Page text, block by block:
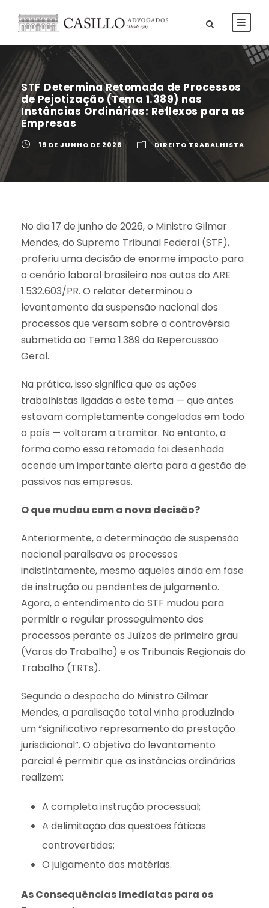
STF Determina Retomada de Processos
de Pejotização (Tema 1.389) nas
Instâncias Ordinárias: Reflexos para as
Empresas
19 DE JUNHO DE 2026 DIREITO TRABALHISTA
No dia 17 de junho de 2026, o Ministro Gilmar
Mendes, do Supremo Tribunal Federal (STF),
proferiu uma decisão de enorme impacto para
o cenário laboral brasileiro nos autos do ARE
1.532.603/PR. O relator determinou o
levantamento da suspensão nacional dos
processos que versam sobre a controvérsia
submetida ao Tema 1.389 da Repercussão
Geral.
Na prática, isso significa que as ações
trabalhistas ligadas a este tema — que antes
estavam completamente congeladas em todo
o país — voltaram a tramitar. No entanto, a
forma como essa retomada foi desenhada
acende um importante alerta para a gestão de
passivos nas empresas.
O que mudou com a nova decisão?
Anteriormente, a determinação de suspensão
nacional paralisava os processos
indistintamente, mesmo aqueles ainda em fase
de instrução ou pendentes de julgamento.
Agora, o entendimento do STF mudou para
permitir o regular prosseguimento dos
processos perante os Juízos de primeiro grau
(Varas do Trabalho) e os Tribunais Regionais do
Trabalho (TRTs).
Segundo o despacho do Ministro Gilmar
Mendes, a paralisação total vinha produzindo
um “significativo represamento da prestação
jurisdicional”. O objetivo do levantamento
parcial é permitir que as instâncias ordinárias
realizem:
A completa instrução processual;
A delimitação das questões fáticas
controvertidas;
O julgamento das matérias.
As Consequências Imediatas para os